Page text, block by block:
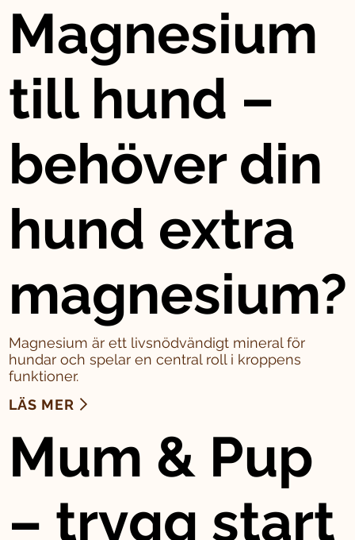
Magnesium
till hund –
behöver din
hund extra
magnesium?
Magnesium är ett livsnödvändigt mineral för
hundar och spelar en central roll i kroppens
funktioner.
LÄS MER
Mum & Pup
– trygg start